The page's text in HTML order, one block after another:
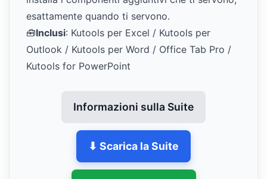
esattamente quando ti servono.
🧰Inclusi: Kutools per Excel / Kutools per
Outlook / Kutools per Word / Office Tab Pro /
Kutools for PowerPoint
Informazioni sulla Suite
⬇ Scarica la Suite